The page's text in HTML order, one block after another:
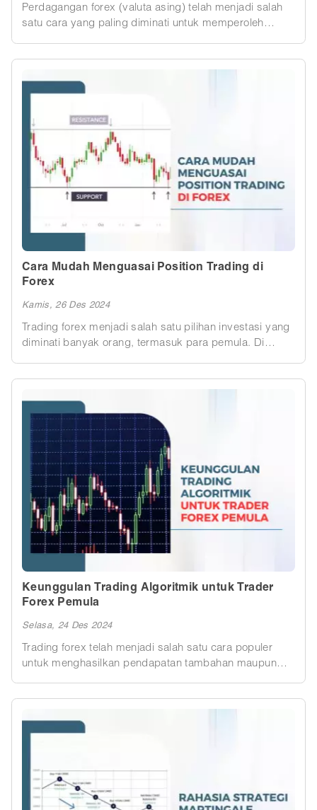
Perdagangan forex (valuta asing) telah menjadi salah
satu cara yang paling diminati untuk memperoleh
memahami berbagai strategi trading, proses ini bisa
menjadi lebih mudah. Salah satu strategi yang sering
dapat menguntungkan bagi trader yang baru memulai.
Cara Mudah Menguasai Position Trading di
Forex
Kamis, 26 Des 2024
Trading forex menjadi salah satu pilihan investasi yang
diminati banyak orang, termasuk para pemula. Di
yang tidak memiliki banyak waktu untuk memantau
pergerakan pasar setiap saat. Dalam artikel ini, kita
akan membahas cara mudah menguasai position
trading dengan menonjolkan strategi, teknik, dan tips
sukses yang relevan untuk pemula.
Keunggulan Trading Algoritmik untuk Trader
Forex Pemula
Selasa, 24 Des 2024
Trading forex telah menjadi salah satu cara populer
untuk menghasilkan pendapatan tambahan maupun
semakin memudahkan trader, salah satunya adalah
trading algoritmik. Dalam artikel ini, kita akan
untuk trader pemula, serta tips untuk memulai trading
algoritmik.